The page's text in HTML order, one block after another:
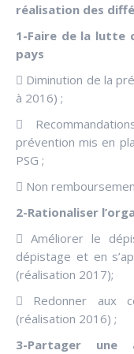
réalisation des
1-Faire de la lutte
pays
 Diminution de la
à 2016) ;

prévention mis en
PSG ;
 Non
2-Rationaliser
 Améliorer le
dépistage et en
(réalisation 2017);
 Redonner aux
(réalisation 2016) ;
3-Partager une